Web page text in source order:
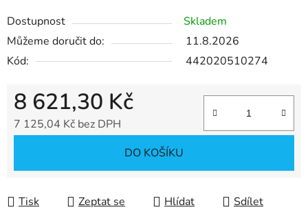
Dostupnost
Skladem
Můžeme doručit do:
11.8.2026
Kód:
442020510274
8 621,30 Kč
7 125,04 Kč bez DPH
DO KOŠÍKU
Tisk Zeptat se Hlídat Sdílet